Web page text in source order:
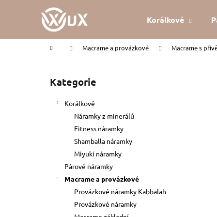
Korálkové
Domů Macrame a provázkové Macrame s
Přeskočit
kategorie
Kategorie
Korálkové
Náramky z minerálů
Fitness náramky
Shamballa náramky
Miyuki náramky
Párové náramky
Macrame a provázkové
Provázkové náramky Kabbalah
Provázkové náramky
í
Zpět
do
Zpět
do
KABBALAH ČERVENÝ NÁRAMEK